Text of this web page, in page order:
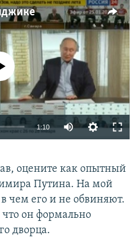
360p 480p
1080p
available
1:10 Auto
360p
480p
оцените как опытный
Путина. На мой
в чем его и не обвиняют.
он формально
дворца.